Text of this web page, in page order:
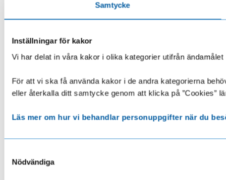
Samtycke
Inställningar för kakor
Vi har delat in våra kakor i olika kategorier utifrån
För att vi ska få använda kakor i de andra kategorierna
eller återkalla ditt samtycke genom att klicka på ”Cookies”
Läs mer om hur vi behandlar personuppgifter när du
Nödvändiga